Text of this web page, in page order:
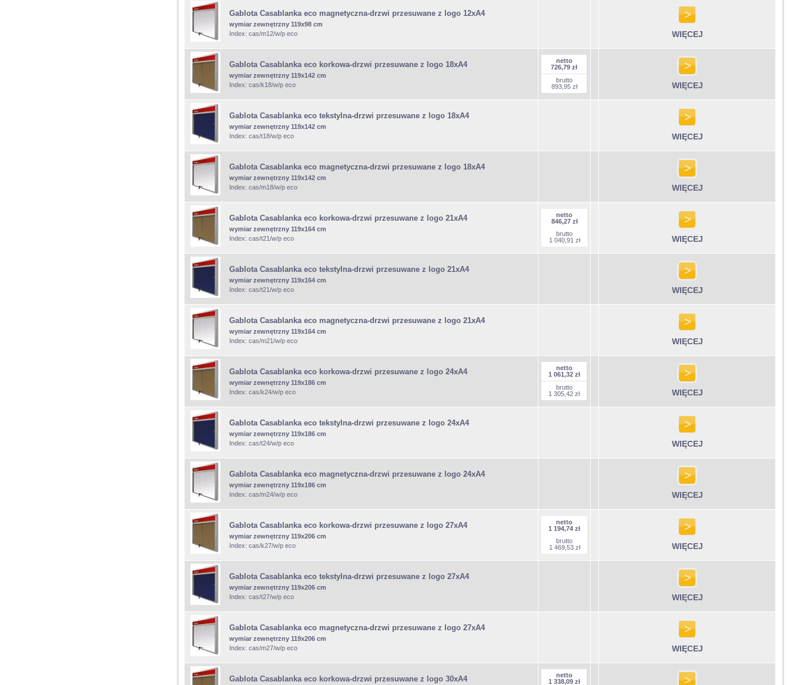
Gablota Casablanka eco magnetyczna-drzwi przesuwane z logo 12xA4
wymiar zewnętrzny 119x98 cm
Index: cas/m12/w/p eco
WIĘCEJ
Gablota Casablanka eco korkowa-drzwi przesuwane z logo 18xA4
wymiar zewnętrzny 119x142 cm
Index: cas/k18/w/p eco
netto
726,79 zł
brutto
893,95 zł
WIĘCEJ
Gablota Casablanka eco tekstylna-drzwi przesuwane z logo 18xA4
wymiar zewnętrzny 119x142 cm
Index: cas/t18/w/p eco
WIĘCEJ
Gablota Casablanka eco magnetyczna-drzwi przesuwane z logo 18xA4
wymiar zewnętrzny 119x142 cm
Index: cas/m18/w/p eco
WIĘCEJ
Gablota Casablanka eco korkowa-drzwi przesuwane z logo 21xA4
wymiar zewnętrzny 119x164 cm
Index: cas/t21/w/p eco
netto
846,27 zł
brutto
1 040,91 zł
WIĘCEJ
Gablota Casablanka eco tekstylna-drzwi przesuwane z logo 21xA4
wymiar zewnętrzny 119x164 cm
Index: cas/t21/w/p eco
WIĘCEJ
Gablota Casablanka eco magnetyczna-drzwi przesuwane z logo 21xA4
wymiar zewnętrzny 119x164 cm
Index: cas/m21/w/p eco
WIĘCEJ
Gablota Casablanka eco korkowa-drzwi przesuwane z logo 24xA4
wymiar zewnętrzny 119x186 cm
Index: cas/k24/w/p eco
netto
1 061,32 zł
brutto
1 305,42 zł
WIĘCEJ
Gablota Casablanka eco tekstylna-drzwi przesuwane z logo 24xA4
wymiar zewnętrzny 119x186 cm
Index: cas/t24/w/p eco
WIĘCEJ
Gablota Casablanka eco magnetyczna-drzwi przesuwane z logo 24xA4
wymiar zewnętrzny 119x186 cm
Index: cas/m24/w/p eco
WIĘCEJ
Gablota Casablanka eco korkowa-drzwi przesuwane z logo 27xA4
wymiar zewnętrzny 119x206 cm
Index: cas/k27/w/p eco
netto
1 194,74 zł
brutto
1 469,53 zł
WIĘCEJ
Gablota Casablanka eco tekstylna-drzwi przesuwane z logo 27xA4
wymiar zewnętrzny 119x206 cm
Index: cas/t27/w/p eco
WIĘCEJ
Gablota Casablanka eco magnetyczna-drzwi przesuwane z logo 27xA4
wymiar zewnętrzny 119x206 cm
Index: cas/m27/w/p eco
WIĘCEJ
Gablota Casablanka eco korkowa-drzwi przesuwane z logo 30xA4
netto
1 338,09 zł